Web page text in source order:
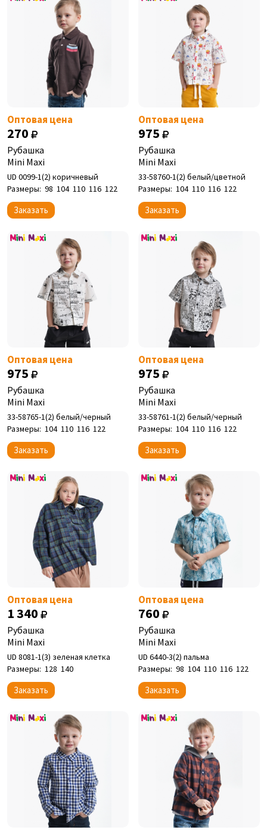
Оптовая цена
270
Рубашка
Mini Maxi
UD 0099-1(2) коричневый
Размеры: 98 104 110 116 122
Заказать
Оптовая цена
975
Рубашка
Mini Maxi
33-58760-1(2) белый/цветной
Размеры: 104 110 116 122
Заказать
Оптовая цена
975
Рубашка
Mini Maxi
33-58765-1(2) белый/черный
Размеры: 104 110 116 122
Заказать
Оптовая цена
975
Рубашка
Mini Maxi
33-58761-1(2) белый/черный
Размеры: 104 110 116 122
Заказать
Оптовая цена
1 340
Рубашка
Mini Maxi
UD 8081-1(3) зеленая клетка
Размеры: 128 140
Заказать
Оптовая цена
760
Рубашка
Mini Maxi
UD 6440-3(2) пальма
Размеры: 98 104 110 116 122
Заказать